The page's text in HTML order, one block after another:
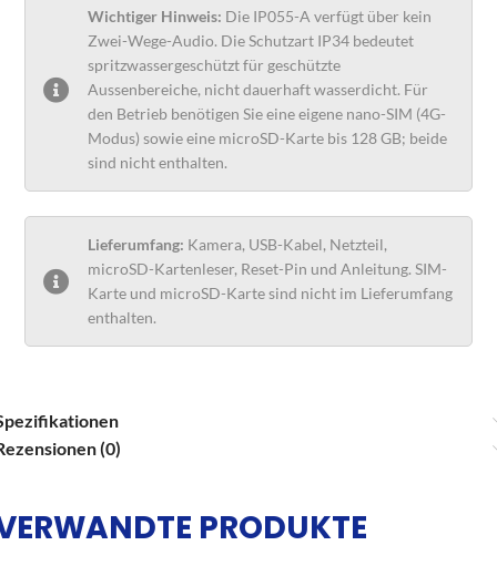
Wichtiger Hinweis: Die IP055-A verfügt über kein
Zwei-Wege-Audio. Die Schutzart IP34 bedeutet
spritzwassergeschützt für geschützte
Aussenbereiche, nicht dauerhaft wasserdicht. Für
den Betrieb benötigen Sie eine eigene nano-SIM (4G-
Modus) sowie eine microSD-Karte bis 128 GB; beide
sind nicht enthalten.
Lieferumfang: Kamera, USB-Kabel, Netzteil,
microSD-Kartenleser, Reset-Pin und Anleitung. SIM-
Karte und microSD-Karte sind nicht im Lieferumfang
enthalten.
(0)
PRODUKTE